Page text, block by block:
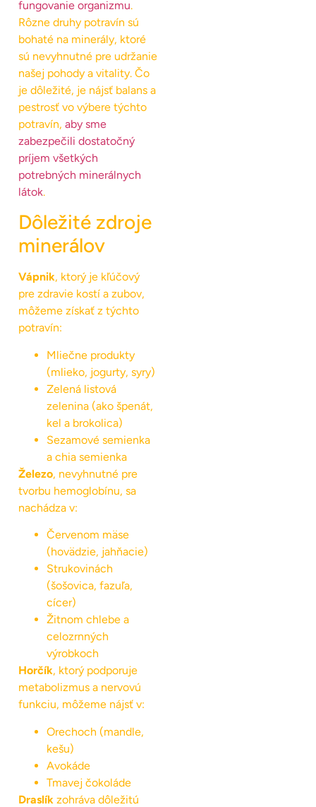
fungovanie organizmu.
Rôzne druhy potravín sú
bohaté na minerály, ktoré
sú nevyhnutné pre udržanie
našej pohody a vitality. Čo
je dôležité, je nájsť balans a
pestrosť vo výbere týchto
potravín, aby sme
zabezpečili dostatočný
príjem všetkých
potrebných minerálnych
látok.
Dôležité zdroje
minerálov
Vápnik, ktorý je kľúčový
pre zdravie kostí a zubov,
môžeme získať z týchto
potravín:
Mliečne produkty
(mlieko, jogurty, syry)
Zelená listová
zelenina (ako špenát,
kel a brokolica)
Sezamové semienka
a chia semienka
Železo, nevyhnutné pre
tvorbu hemoglobínu, sa
nachádza v:
Červenom mäse
(hovädzie, jahňacie)
Strukovinách
(šošovica, fazuľa,
cícer)
Žitnom chlebe a
celozrnných
výrobkoch
Horčík, ktorý podporuje
metabolizmus a nervovú
funkciu, môžeme nájsť v:
Orechoch (mandle,
kešu)
Avokáde
Tmavej čokoláde
Draslík zohráva dôležitú